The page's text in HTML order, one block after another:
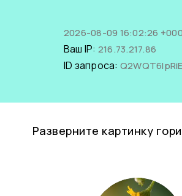
2026-08-09 16:02:26
Ваш IP: 216.73.217.86
ID запроса:
Разверните картинку